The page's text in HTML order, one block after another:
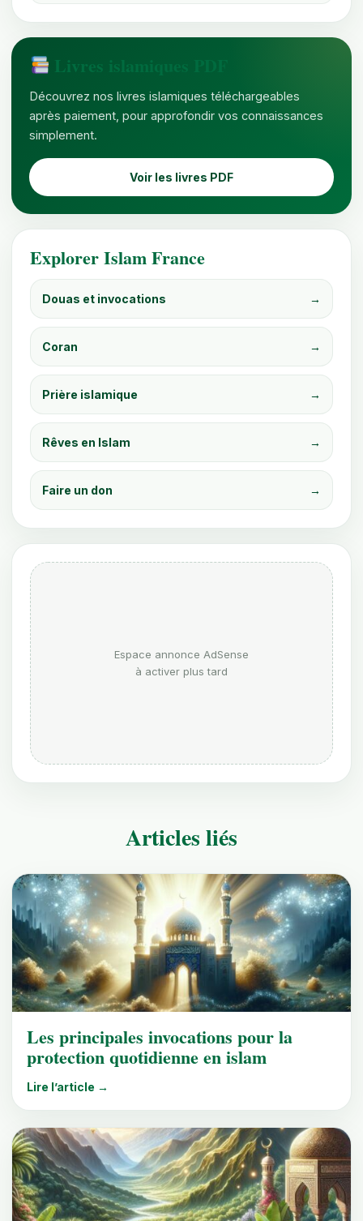
Livres islamiques PDF
Découvrez nos livres islamiques téléchargeables
après paiement, pour approfondir vos connaissances
simplement.
Voir les livres PDF
Explorer Islam France
Douas et invocations →
Coran →
Prière islamique →
Rêves en Islam →
Faire un don →
Espace annonce AdSense
à activer plus tard
Articles liés
Les principales invocations pour la
protection quotidienne en islam
Lire l’article →